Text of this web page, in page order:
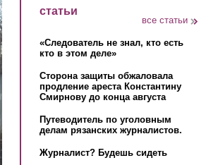
статьи
все статьи
«Следователь не знал, кто есть
кто в этом деле»
Сторона защиты обжаловала
продление ареста Константину
Смирнову до конца августа
Путеводитель по уголовным
делам рязанских журналистов.
Журналист? Будешь сидеть